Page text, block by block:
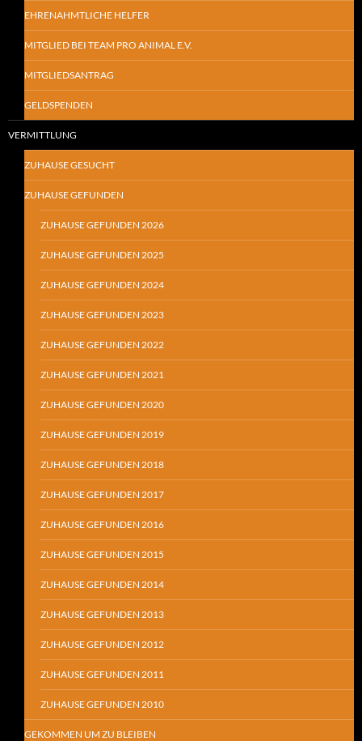
EHRENAHMTLICHE HELFER
MITGLIED BEI TEAM PRO ANIMAL E.V.
MITGLIEDSANTRAG
GELDSPENDEN
VERMITTLUNG
ZUHAUSE GESUCHT
ZUHAUSE GEFUNDEN
ZUHAUSE GEFUNDEN 2026
ZUHAUSE GEFUNDEN 2025
ZUHAUSE GEFUNDEN 2024
ZUHAUSE GEFUNDEN 2023
ZUHAUSE GEFUNDEN 2022
ZUHAUSE GEFUNDEN 2021
ZUHAUSE GEFUNDEN 2020
ZUHAUSE GEFUNDEN 2019
ZUHAUSE GEFUNDEN 2018
ZUHAUSE GEFUNDEN 2017
ZUHAUSE GEFUNDEN 2016
ZUHAUSE GEFUNDEN 2015
ZUHAUSE GEFUNDEN 2014
ZUHAUSE GEFUNDEN 2013
ZUHAUSE GEFUNDEN 2012
ZUHAUSE GEFUNDEN 2011
ZUHAUSE GEFUNDEN 2010
GEKOMMEN UM ZU BLEIBEN